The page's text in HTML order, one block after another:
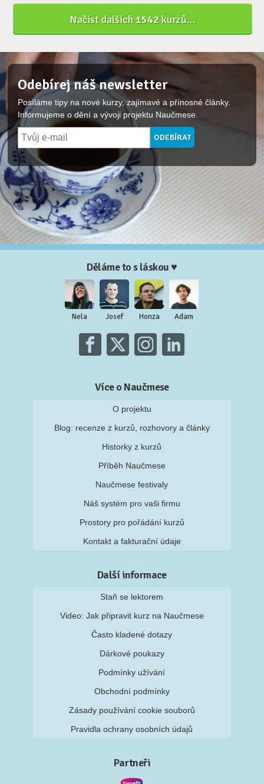
Načíst dalších1542kurzů...
Odebírej náš newsletter
Posíláme tipy na nové kurzy, zajímavé a přínosné články.
Informujeme o dění a vývoji projektu Naučmese.
Děláme to s láskou ♥
Nela Josef Honza Adam
Více o Naučmese
O projektu
Blog: recenze z kurzů, rozhovory a články
Historky z kurzů
Příběh Naučmese
Naučmese festivaly
Náš systém pro vaši firmu
Prostory pro pořádání kurzů
Kontakt a fakturační údaje
Další informace
Staň se lektorem
Video: Jak připravit kurz na Naučmese
Často kladené dotazy
Dárkové poukazy
Podmínky užívání
Obchodní podmínky
Zásady používání cookie souborů
Pravidla ochrany osobních údajů
Partneři